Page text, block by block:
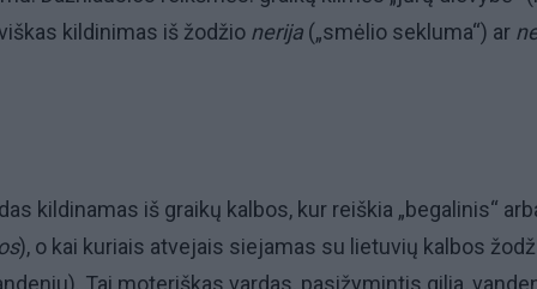
kildinimas iš žodžio nerija („smėlio sekluma“) ar
kildinamas iš graikų kalbos, kur reiškia „begalinis“
), o kai kuriais atvejais siejamas su lietuvių kalbos
Tai moteriškas vardas, pasižymintis gilia,